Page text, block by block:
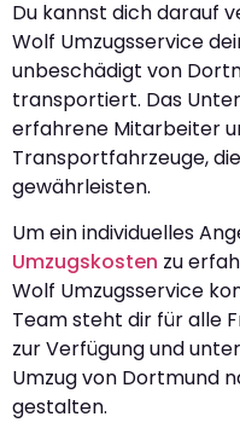
Du kannst dich darauf
Wolf Umzugsservice
unbeschädigt von
transportiert. Das
erfahrene Mitarbeiter
Transportfahrzeuge,
gewährleisten.
Um ein individuelles
Umzugskosten zu
Wolf Umzugsservice
Team steht dir für alle
zur Verfügung und
Umzug von Dortmund
gestalten.